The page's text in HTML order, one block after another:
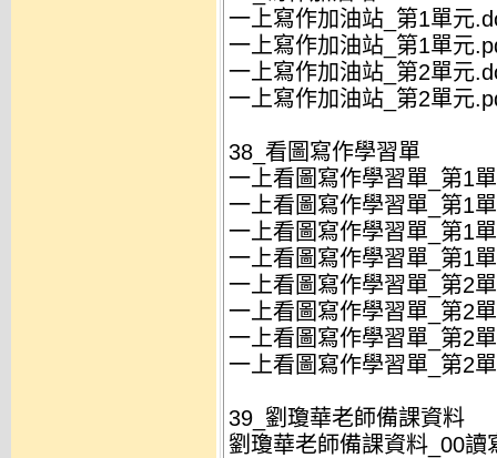
一上寫作加油站_第1單元
一上寫作加油站_第1單元
一上寫作加油站_第2單元
一上寫作加油站_第2單元
38_看圖寫作學習單
一上看圖寫作學習單_第1
一上看圖寫作學習單_第1
一上看圖寫作學習單_第1
一上看圖寫作學習單_第1
一上看圖寫作學習單_第2
一上看圖寫作學習單_第2
一上看圖寫作學習單_第2
一上看圖寫作學習單_第2
39_劉瓊華老師備課資料
劉瓊華老師備課資料_00讀